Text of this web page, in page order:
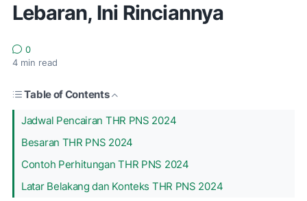
Lebaran, Ini Rinciannya
0
4 min read
Table of Contents
Jadwal Pencairan THR PNS 2024
Besaran THR PNS 2024
Contoh Perhitungan THR PNS 2024
Latar Belakang dan Konteks THR PNS 2024